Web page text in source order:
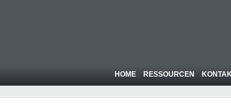
HOME RESSOURCEN